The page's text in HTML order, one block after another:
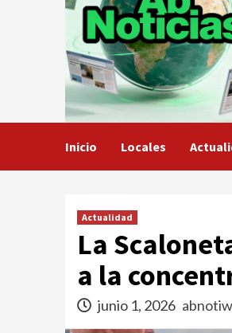
Inicio Locales
Actualidad
La
a la
junio 1, 2026